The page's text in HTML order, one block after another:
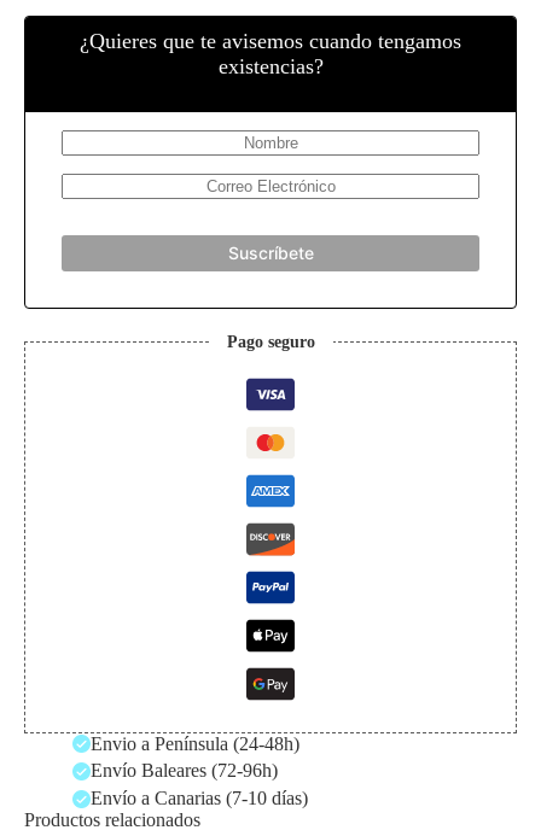
¿Quieres que te avisemos cuando tengamos
existencias?
Suscríbete
Pago seguro
Envio a Península (24-48h)
Envío Baleares (72-96h)
Envío a Canarias (7-10 días)
Productos relacionados